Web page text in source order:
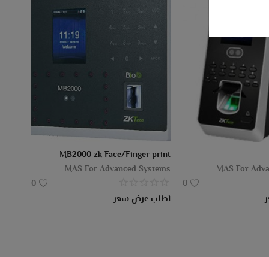
MAS For
0
MB2000 zk Face/Finger print
MAS For Advanced Systems
0
اطلب عرض سعر